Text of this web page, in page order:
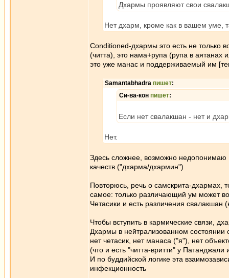
Дхармы проявляют свои
Нет дхарм, кроме как в вашем уме,
Conditioned-дхармы это есть не
(читта), это нама+рупа (рупа в аятанах
это уже манас и поддерживаемый им
Samantabhadra пишет:
Си-ва-кон пишет:
Если нет свалакшан - нет и
Нет.
Здесь сложнее, возможно недопонимаю
качеств ("дхарма/дхармин")
Повторюсь, речь о самскрита-дхармах,
самое: только различающий ум может
Четасики и есть различения свалакшан
Чтобы вступить в кармические связи,
Дхармы в нейтрализованном состоянии
нет четасик, нет манаса ("я"), нет
(что и есть "читта-вритти" у
И по буддийской логике эта
инфекционность